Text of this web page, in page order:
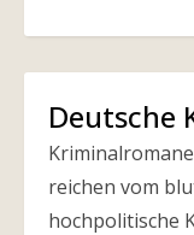
Deutsche
reichen vom
hochpolitische